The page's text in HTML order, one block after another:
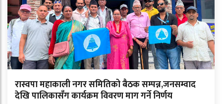
रास्वपा महाकाली नगर समितिको बैठक सम्पन्न,जनसम्वाद
देखि पालिकासँग कार्यक्रम विवरण माग गर्ने निर्णय